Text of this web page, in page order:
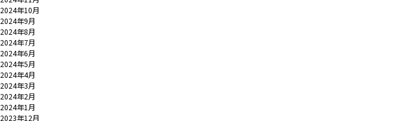
2024年10月
2024年9月
2024年8月
2024年7月
2024年6月
2024年5月
2024年4月
2024年3月
2024年2月
2024年1月
2023年12月